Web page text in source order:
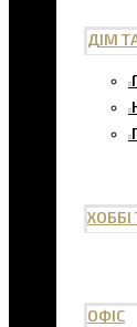
ДІМ
ОФІС